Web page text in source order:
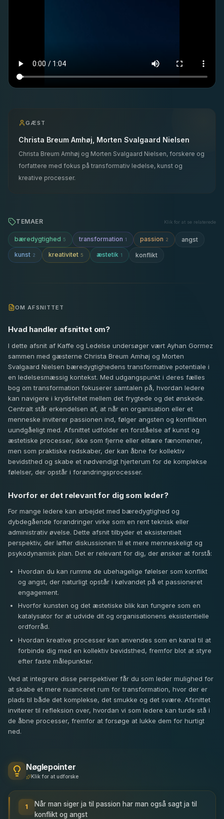
GÆST
Christa Breum Amhøj, Morten Svalgaard Nielsen
Christa Breum Amhøj og Morten Svalgaard Nielsen, forskere og
forfattere med fokus på transformativ ledelse, kunst og
kreative processer.
TEMAER Klik for at se relaterede
bæredygtighed 5 transformation 1 passion 2 angst
kunst 2 kreativitet 5 æstetik 1 konflikt
OM AFSNITTET
Hvad handler afsnittet om?
I dette afsnit af Kaffe og Ledelse undersøger vært Ayhan Gormez
sammen med gæsterne Christa Breum Amhøj og Morten
Svalgaard Nielsen bæredygtighedens transformative potentiale i
en ledelsesmæssig kontekst. Med udgangspunkt i deres fælles
bog om transformation fokuserer samtalen på, hvordan ledere
kan navigere i krydsfeltet mellem det frygtede og det ønskede.
Centralt står erkendelsen af, at når en organisation eller et
menneske inviterer passionen ind, følger angsten og konflikten
uundgåeligt med. Afsnittet udfolder en forståelse af kunst og
æstetiske processer, ikke som fjerne eller elitære fænomener,
men som praktiske redskaber, der kan åbne for kollektiv
bevidsthed og skabe et nødvendigt hjerterum for de komplekse
følelser, der opstår i forandringsprocesser.
Hvorfor er det relevant for dig som leder?
For mange ledere kan arbejdet med bæredygtighed og
dybdegående forandringer virke som en rent teknisk eller
administrativ øvelse. Dette afsnit tilbyder et eksistentielt
perspektiv, der løfter diskussionen til et mere menneskeligt og
psykodynamisk plan. Det er relevant for dig, der ønsker at forstå:
Hvordan du kan rumme de ubehagelige følelser som konflikt
og angst, der naturligt opstår i kølvandet på et passioneret
engagement.
Hvorfor kunsten og det æstetiske blik kan fungere som en
katalysator for at udvide dit og organisationens eksistentielle
ordforråd.
Hvordan kreative processer kan anvendes som en kanal til at
forbinde dig med en kollektiv bevidsthed, fremfor blot at styre
efter faste målepunkter.
Ved at integrere disse perspektiver får du som leder mulighed for
at skabe et mere nuanceret rum for transformation, hvor der er
plads til både det komplekse, det smukke og det svære. Afsnittet
inviterer til refleksion over, hvordan vi som ledere kan turde stå i
de åbne processer, fremfor at forsøge at lukke dem for hurtigt
ned.
Nøglepointer
Klik for at udforske
1
Når man siger ja til passion har man også sagt ja til
konflikt og angst